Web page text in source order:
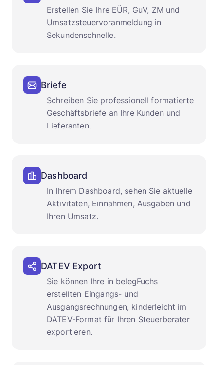
Erstellen Sie Ihre EÜR, GuV, ZM und
Umsatzsteuervoranmeldung in
Sekundenschnelle.
Briefe
Schreiben Sie professionell formatierte
Geschäftsbriefe an Ihre Kunden und
Lieferanten.
Dashboard
In Ihrem Dashboard, sehen Sie aktuelle
Aktivitäten, Einnahmen, Ausgaben und
Ihren Umsatz.
DATEV Export
Sie können Ihre in belegFuchs
erstellten Eingangs- und
Ausgangsrechnungen, kinderleicht im
DATEV-Format für Ihren Steuerberater
exportieren.